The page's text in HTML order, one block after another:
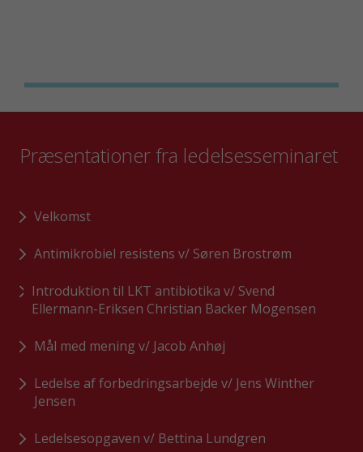
Præsentationer fra ledelsesseminaret
Velkomst
Antimikrobiel resistens v/ Søren Brostrøm
Introduktion til LKT antibiotika v/ Svend
Ellermann-Eriksen Christian Backer Mogensen
Mål med mening v/ Jacob Anhøj
Ledelse af forbedringsarbejde v/ Jens Winther
Jensen
Ledelsesopgaven v/ Bettina Lundgren